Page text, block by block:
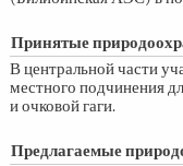
Принятые
В центральной части
местного подчинения
и очковой гаги.
Предлагаемые